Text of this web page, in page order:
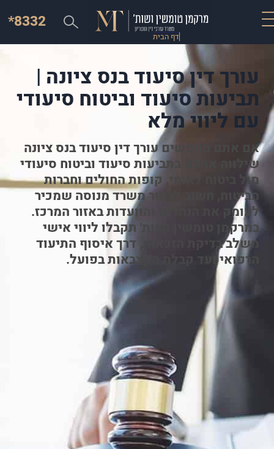
דף הבית
*8332
עורך דין סיעוד בנס ציונה |
תביעות סיעוד וביטוח סיעודי
עם ליווי מלא
אם אתם מחפשים עורך דין סיעוד בנס ציונה
שילווה אתכם בתביעות סיעוד וביטוח סיעודי
מול ביטוח לאומי, קופות החולים וחברות
הביטוח, חשוב לבחור משרד מנוסה שמכיר
לעומק את הנהלים והוועדות באזור המרכז.
במרקמן טומשין ושות' תקבלו ליווי אישי
משלב בדיקת הזכאות, דרך איסוף התיעוד
הרפואי ועד קבלת הקצבאות בפועל.